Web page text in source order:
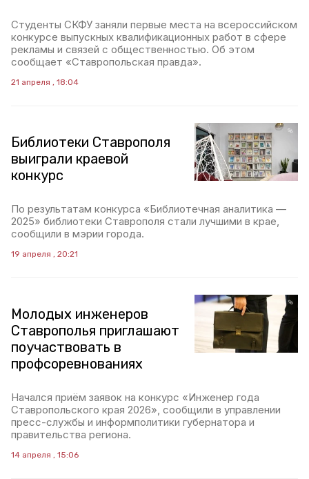
Студенты СКФУ заняли первые места на всероссийском
конкурсе выпускных квалификационных работ в сфере
рекламы и связей с общественностью. Об этом
сообщает «Ставропольская правда».
21 апреля , 18:04
Библиотеки Ставрополя
выиграли краевой
конкурс
По результатам конкурса «Библиотечная аналитика —
2025» библиотеки Ставрополя стали лучшими в крае,
сообщили в мэрии города.
19 апреля , 20:21
Молодых инженеров
Ставрополья приглашают
поучаствовать в
профсоревнованиях
Начался приём заявок на конкурс «Инженер года
Ставропольского края 2026», сообщили в управлении
пресс-службы и информполитики губернатора и
правительства региона.
14 апреля , 15:06